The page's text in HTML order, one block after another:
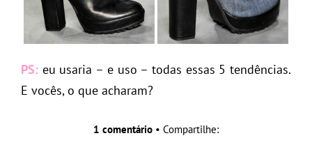
PS: eu usaria – e uso – todas essas 5 tendências.
E vocês, o que acharam?
1 comentário • Compartilhe: